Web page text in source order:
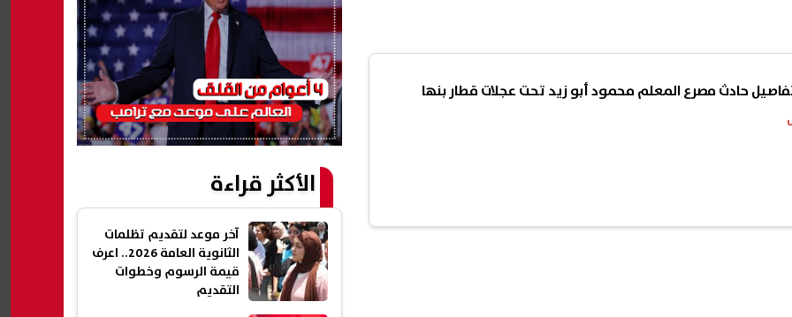
حادث مصرع المعلم محمود أبو زيد تحت عجلات قطار بنها
الأكثر قراءة
آخر موعد لتقديم تظلمات
الثانوية العامة 2026.. اعرف
قيمة الرسوم وخطوات
التقديم